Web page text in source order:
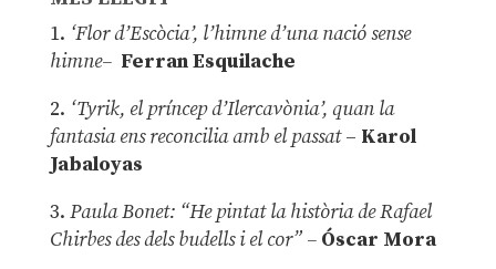
1. ‘Flor d’Escòcia’, l’himne d’una nació sense
himne– Ferran Esquilache
2. ‘Tyrik, el príncep d’Ilercavònia’, quan la
fantasia ens reconcilia amb el passat– Karol
Jabaloyas
3. Paula Bonet: “He pintat la història de Rafael
Chirbes des dels budells i el cor” –Óscar Mora